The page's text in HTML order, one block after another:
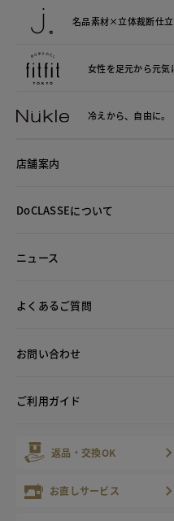
名品素材×立体裁断仕立
女性を足元から元気
冷えから、 自由に。
店舗案内
DoCLASSEについて
ニュース
よくあるご質問
お問い合わせ
ご利用ガイド
返品・交換OK
お直しサービス